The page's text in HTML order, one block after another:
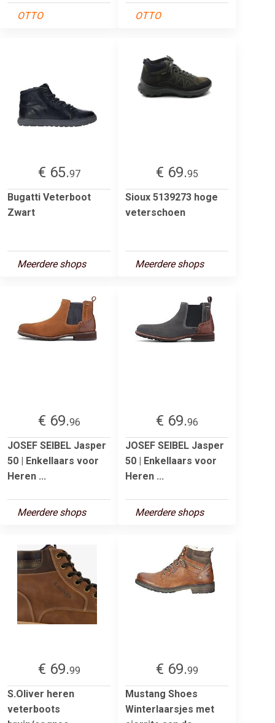
OTTO OTTO
€ 65.97
Bugatti Veterboot
Zwart
Meerdere shops
€ 69.95
Sioux 5139273 hoge
veterschoen
Meerdere shops
€ 69.96
JOSEF SEIBEL Jasper
50 | Enkellaars voor
Heren ...
Meerdere shops
€ 69.96
JOSEF SEIBEL Jasper
50 | Enkellaars voor
Heren ...
Meerdere shops
€ 69.99
S.Oliver heren
veterboots
€ 69.99
Mustang Shoes
Winterlaarsjes met